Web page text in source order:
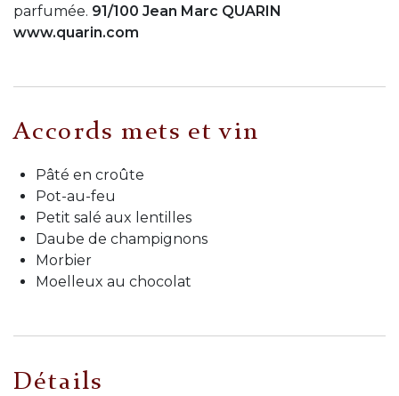
parfumée. 91/100 Jean Marc QUARIN
www.quarin.com
Accords mets et vin
Pâté en croûte
Pot-au-feu
Petit salé aux lentilles
Daube de champignons
Morbier
Moelleux au chocolat
Détails